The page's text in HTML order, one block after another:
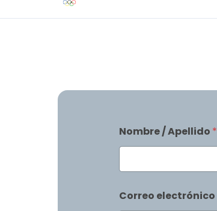
Nombre / Apellido *
Correo electrónico